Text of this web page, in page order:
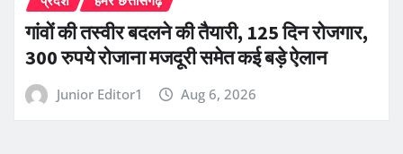
गांवों की तस्वीर बदलने की तैयारी, 125 दिन रोजगार,
300 रुपये रोजाना मजदूरी समेत कई बड़े ऐलान
Junior Editor1 Aug 6, 2026